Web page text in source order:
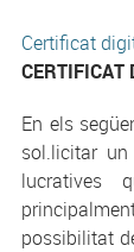
Certificat
CERTIFICAT
En els
sol.licitar
lucratives
possibilitat